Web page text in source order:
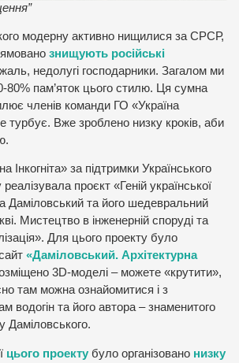
модерну активно нищилися за СРСР,
знищують російські
недолугі господарники. Загалом ми
80% пам’яток цього стилю. Ця сумна
членів команди ГО «Україна
турбує. Вже зроблено низку кроків, аби
Інкогніта» за підтримки Українського
проєкт «Геній української
Даміловський та його шедевральний
Мистецтво в інженерній споруді та
Для цього проекту було
«Даміловський. Архітектурна
3D-моделі – можете «крутити»,
там можна ознайомитися і з
водогін та його автора – знаменитого
Даміловського.
цього проекту було організовано низку